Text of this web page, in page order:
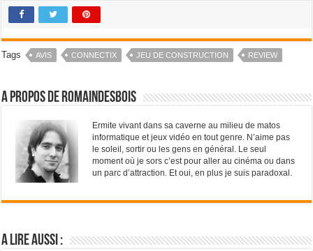
Tags AVIS CONNECTIX JEU DE CONSTRUCTION REVIEW
A propos de RomainDesBois
Ermite vivant dans sa caverne au milieu de matos
informatique et jeux vidéo en tout genre. N’aime pas
le soleil, sortir ou les gens en général. Le seul
moment où je sors c’est pour aller au cinéma ou dans
un parc d’attraction. Et oui, en plus je suis paradoxal.
A lire aussi :